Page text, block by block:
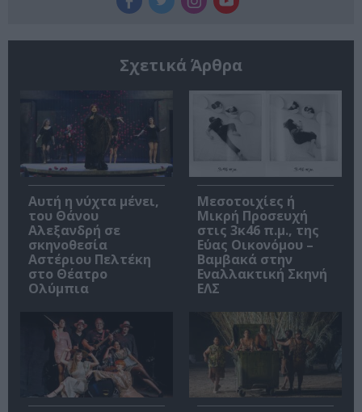
Σχετικά Άρθρα
Αυτή η νύχτα μένει,
του Θάνου
Αλεξανδρή σε
σκηνοθεσία
Αστέριου Πελτέκη
στο Θέατρο
Ολύμπια
Μεσοτοιχίες ή
Μικρή Προσευχή
στις 3κ46 π.μ., της
Εύας Οικονόμου –
Βαμβακά στην
Εναλλακτική Σκηνή
ΕΛΣ